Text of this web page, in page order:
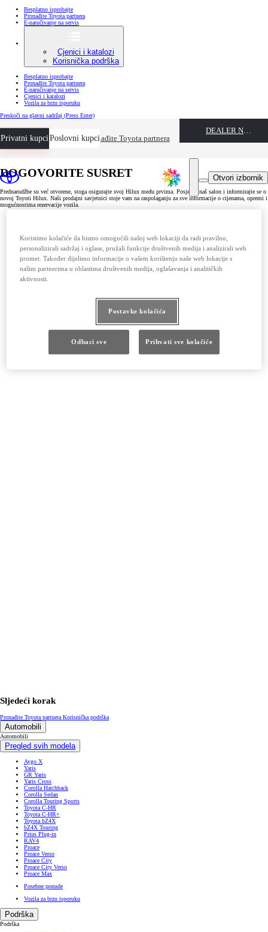
Besplatno isprobajte
Pronađite Toyota partnera
E-naručivanje na servis
Cjenici i katalozi
Korisnička podrška
Besplatno isprobajte
Pronađite Toyota partnera
E-naručivanje na servis
Cjenici i katalozi
Vozila za brzu isporuku
Preskoči na glavni sadržaj (Press Enter)
Privatni kupciPoslovni kupci
Besplatno isprobajte Pronađite Toyota partnera
DEALER NAME
Otvori izbornik
DOGOVORITE SUSRET
Prednarudžbe su već otvorene, stoga osigurajte svoj Hilux među prvima. Posjetite naš salon i informirajte se o
novoj Toyoti Hilux. Naši prodajni savjetnici stoje vam na raspolaganju za sve informacije o cijenama, opremi i
mogućnostima rezervacije vozila.
Sljedeći korak
Pronađite Toyota partnera Korisnička podrška
Automobili
Automobili
Pregled svih modela
Aygo X
Yaris
GR Yaris
Yaris Cross
Corolla Hatchback
Corolla Sedan
Corolla Touring Sports
Toyota C-HR
Toyota C-HR+
Toyota bZ4X
bZ4X Touring
Prius Plug-in
RAV4
Proace
Proace Verso
Proace City
Proace City Verso
Proace Max
Posebne ponude
Vozila za brzu isporuku
Podrška
Podrška
Koristimo kolačiće da bismo omogućili našoj web lokaciji da radi pravilno,
personalizirali sadržaj i oglase, pružali funkcije društvenih medija i analizirali web
promet. Također dijelimo informacije o vašem korištenju naše web lokacije s
našim partnerima u oblastima društvenih medija, oglašavanja i analitičkih
aktivnosti.
Postavke kolačića
Odbaci sve Prihvati sve kolačiće